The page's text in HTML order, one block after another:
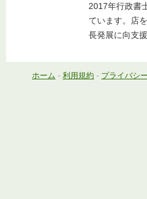
2017年行政書
ています。店
長発展に向支
ホーム - 利用規約 - プライバシ